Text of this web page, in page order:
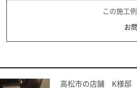
この施工
お
高松市の店舗 K様邸